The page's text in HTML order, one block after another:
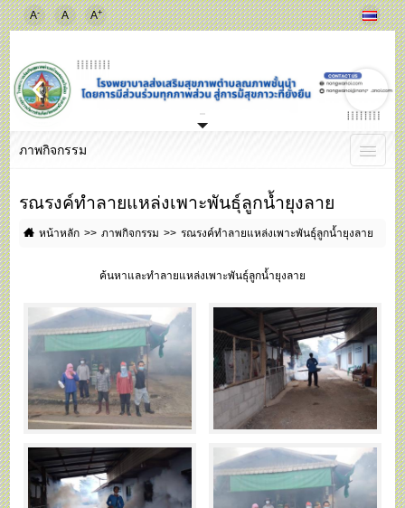
A- A A+
ภาพกิจกรรม
รณรงค์ทำลายแหล่งเพาะพันธุ์ลูกน้ำยุงลาย
หน้าหลัก ภาพกิจกรรม รณรงค์ทำลายแหล่งเพาะพันธุ์ลูกน้ำยุงลาย
ค้นหาและทำลายแหล่งเพาะพันธุ์ลูกน้ำยุงลาย